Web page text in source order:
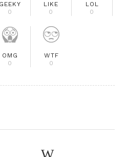
GEEKY
0
LIKE
0
LOL
0
OMG
0
WTF
0